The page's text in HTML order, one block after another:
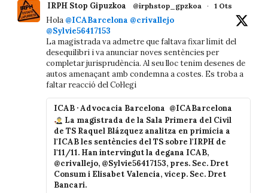
IRPH Stop Gipuzkoa @irphstop_gpzkoa · 1 Ots
Hola @ICABarcelona @crivallejo
@Sylvie56417153
La magistrada va admetre que faltava fixar límit del
desequilibri i va anunciar noves sentències per
completar jurisprudència. Al seu lloc tenim desenes de
autos amenaçant amb condemna a costes. Es troba a
faltar reacció del Col·legi
ICAB · Advocacia Barcelona @ICABarcelona
La magistrada de la Sala Primera del Civil
de TS Raquel Blázquez analitza en primícia a
l'ICAB les sentències del TS sobre l'IRPH de
l'11/11. Han intervingut la degana ICAB,
@crivallejo, @Sylvie56417153, pres. Sec. Dret
Consum i Elisabet Valencia, vicep. Sec. Dret
Bancari.